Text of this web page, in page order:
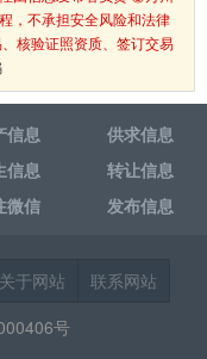
，不承担安全风险和法律
核验证照资质、签订交易
信息
供求信息
信息
转让信息
微信 发布信息
关于网站
联系网站
号